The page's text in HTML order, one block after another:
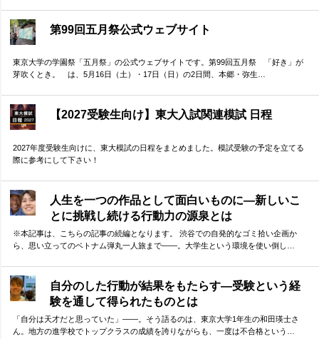
第99回五月祭公式ウェブサイト
東京大学の学園祭「五月祭」の公式ウェブサイトです。第99回五月祭 「好き」が
芽吹くとき。 は、5月16日（土）・17日（日）の2日間、本郷・弥生…
【2027受験生向け】東大入試関連模試 日程
2027年度受験生向けに、東大模試の日程をまとめました。模試受験の予定を立てる
際に参考にして下さい！
人生を一つの作品として面白いものに―新しいこ
とに挑戦し続ける行動力の源泉とは
※本記事は、こちらの記事の続編となります。 渋谷での自発的なゴミ拾い企画か
ら、思い立ってのベトナム弾丸一人旅まで——。大学生という環境を使い倒し…
自分のした行動が結果をもたらす―受験という経
験を通して得られたものとは
「自分は天才だと思っていた」——。そう語るのは、東京大学1年生の和田瑛士さ
ん。地方の進学校でトップクラスの成績を誇りながらも、一度は不合格という…